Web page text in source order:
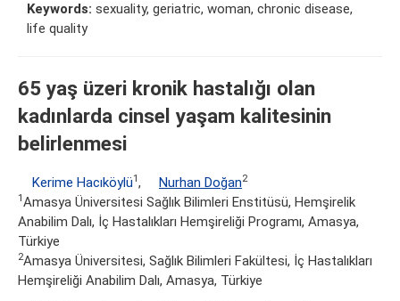
Keywords: sexuality, geriatric, woman, chronic disease,
life quality
65 yaş üzeri kronik hastalığı olan
kadınlarda cinsel yaşam kalitesinin
belirlenmesi
Kerime Hacıköylü1 , Nurhan Doğan2
1 Amasya Üniversitesi Sağlık Bilimleri Enstitüsü, Hemşirelik
Anabilim Dalı, İç Hastalıkları Hemşireliği Programı, Amasya,
Türkiye
2Amasya Üniversitesi, Sağlık Bilimleri Fakültesi, İç Hastalıkları
Hemşireliği Anabilim Dalı, Amasya, Türkiye